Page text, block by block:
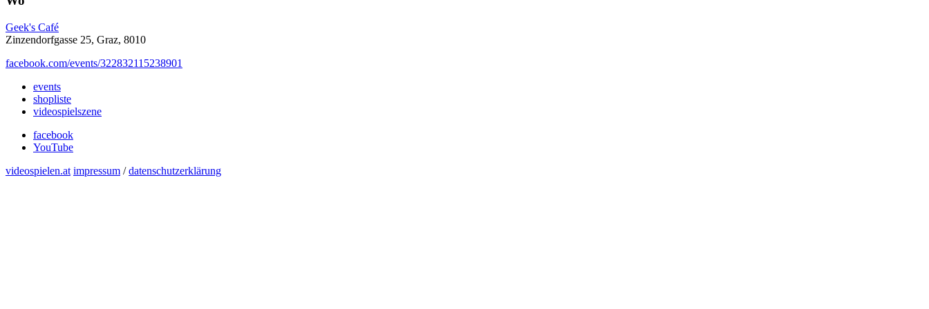
Geek's Café
Zinzendorfgasse 25, Graz, 8010
facebook.com/events/322832115238901
events
shopliste
videospielszene
facebook
YouTube
videospielen.at impressum /datenschutzerklärung